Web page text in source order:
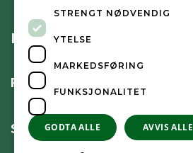
BESØK OSS
FØLG OSS
SNARVEIER
STRENGT NØDVENDIG
YTELSE
MARKEDSFØRING
FUNKSJONALITET
GODTA ALLE AVVIS ALLE